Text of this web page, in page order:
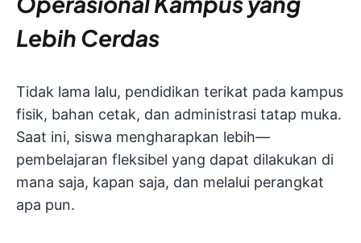
Lebih Cerdas
Tidak lama lalu, pendidikan terikat pada kampus
fisik, bahan cetak, dan administrasi tatap muka.
Saat ini, siswa mengharapkan lebih—
pembelajaran fleksibel yang dapat dilakukan di
mana saja, kapan saja, dan melalui perangkat
apa pun.